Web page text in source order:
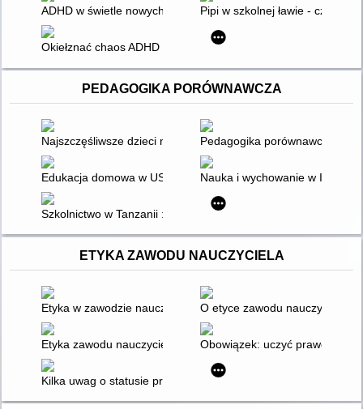
ADHD w świetle nowych badań : objawy, przyczyny,
Pipi w szkolnej ławie - czyli o
Okiełznać chaos ADHD w szkole : poradnik dla nauczycieli i
PEDAGOGIKA PORÓWNAWCZA
Najszczęśliwsze dzieci na świecie czyli Wychowanie po
Pedagogika porównawcza :
Edukacja domowa w USA Nauka i wychowanie w Izraelu
Szkolnictwo w Tanzanii : z Filipem Kitudu rozmawia Danuta
ETYKA ZAWODU NAUCZYCIELA
Etyka w zawodzie nauczyciela O etyce zawodu nauczyciela
Etyka zawodu nauczyciela : nauczanie etykiObowiązek: uczyć prawdy
Kilka uwag o statusie prawno-etycznym zawodu nauczyciela